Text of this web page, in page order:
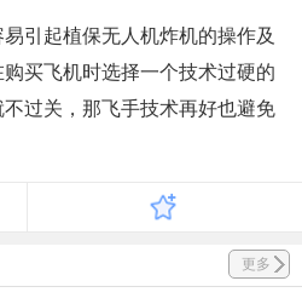
起植保无人机炸机的操作及
买飞机时选择一个技术过硬的
过关，那飞手技术再好也避免
更多